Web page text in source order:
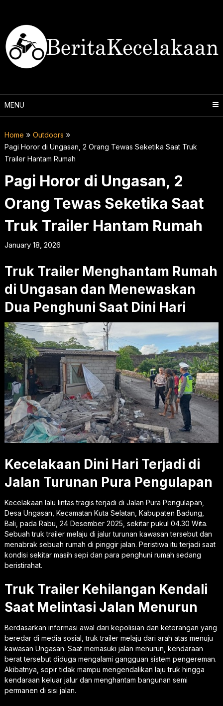
content
MENU
Home
Outdoors
Pagi Horor di Ungasan, 2 Orang Tewas Seketika Saat Truk
Trailer Hantam Rumah
Pagi Horor di Ungasan, 2
Orang Tewas Seketika Saat
Truk Trailer Hantam Rumah
January 18, 2026
Truk Trailer Menghantam Rumah
di Ungasan dan Menewaskan
Dua Penghuni Saat Dini Hari
Kecelakaan Dini Hari Terjadi di
Jalan Turunan Pura Pengulapan
Kecelakaan lalu lintas tragis terjadi di Jalan Pura Pengulapan,
Desa Ungasan, Kecamatan Kuta Selatan, Kabupaten Badung,
Bali, pada Rabu, 24 Desember 2025, sekitar pukul 04.30 Wita.
Sebuah truk trailer melaju di jalur turunan kawasan tersebut dan
menabrak sebuah rumah di pinggir jalan. Peristiwa itu terjadi saat
kondisi sekitar masih sepi dan para penghuni rumah sedang
beristirahat.
Truk Trailer Kehilangan Kendali
Saat Melintasi Jalan Menurun
Berdasarkan informasi awal dari kepolisian dan keterangan yang
beredar di media sosial, truk trailer melaju dari arah atas menuju
kawasan Ungasan. Saat memasuki jalan menurun, kendaraan
berat tersebut diduga mengalami gangguan sistem pengereman.
Akibatnya, sopir tidak mampu mengendalikan laju truk hingga
kendaraan keluar jalur dan menghantam bangunan semi
permanen di sisi jalan.